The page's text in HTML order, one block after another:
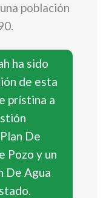
población
ha sido
de esta
prístina a
De
Pozo y un
De Agua